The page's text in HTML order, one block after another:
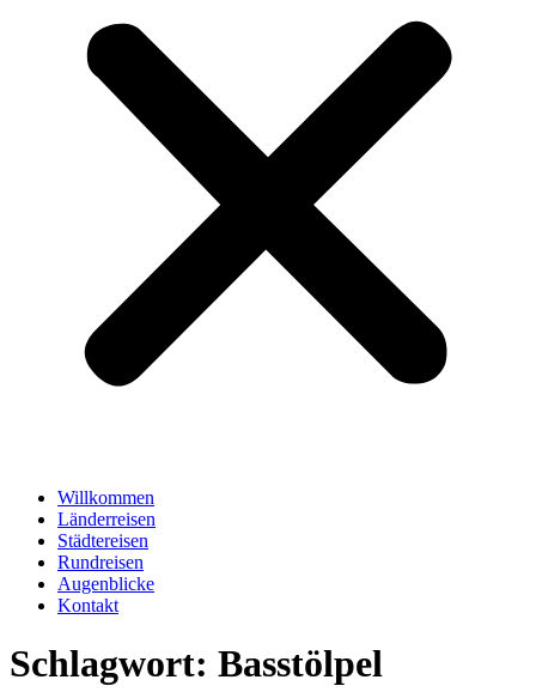
Willkommen
Länderreisen
Städtereisen
Rundreisen
Augenblicke
Kontakt
Schlagwort: Basstölpel